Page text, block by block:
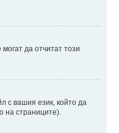
да отчитат този
с вашия език, който да
на страниците).